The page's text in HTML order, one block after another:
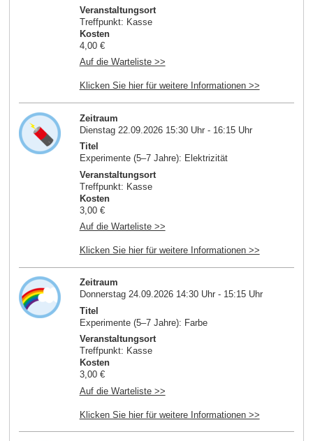
Veranstaltungsort
Treffpunkt: Kasse
Kosten
4,00 €
Auf die Warteliste >>
Klicken Sie hier für weitere Informationen >>
Zeitraum
Dienstag 22.09.2026 15:30 Uhr - 16:15 Uhr
Titel
Experimente (5–7 Jahre): Elektrizität
Veranstaltungsort
Treffpunkt: Kasse
Kosten
3,00 €
Auf die Warteliste >>
Klicken Sie hier für weitere Informationen >>
Zeitraum
Donnerstag 24.09.2026 14:30 Uhr - 15:15 Uhr
Titel
Experimente (5–7 Jahre): Farbe
Veranstaltungsort
Treffpunkt: Kasse
Kosten
3,00 €
Auf die Warteliste >>
Klicken Sie hier für weitere Informationen >>